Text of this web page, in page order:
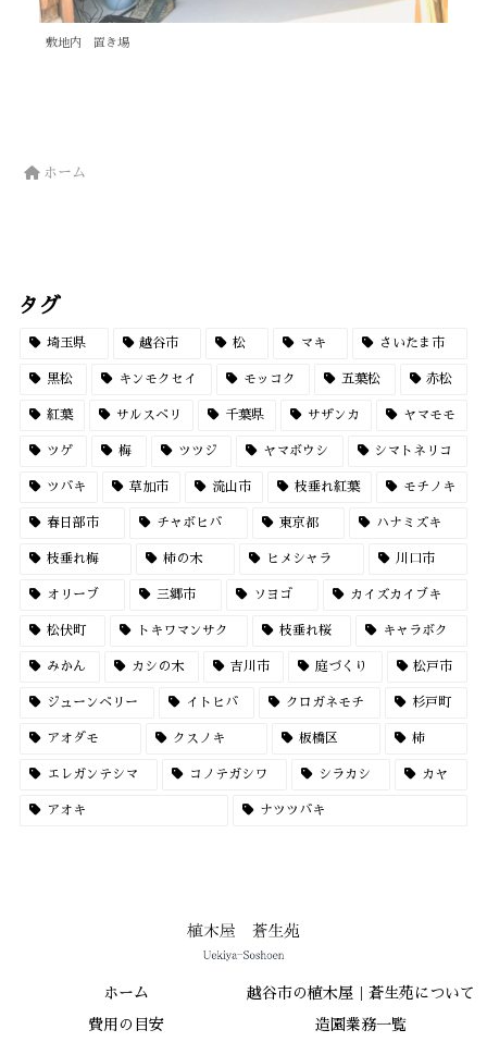
敷地内 置き場
ホーム
タグ
埼玉県 越谷市 松 マキ さいたま市
黒松 キンモクセイ モッコク 五葉松 赤松
紅葉 サルスベリ 千葉県 サザンカ ヤマモモ
ツゲ 梅 ツツジ ヤマボウシ シマトネリコ
ツバキ 草加市 流山市 枝垂れ紅葉 モチノキ
春日部市 チャボヒバ 東京都 ハナミズキ
枝垂れ梅 柿の木 ヒメシャラ 川口市
オリーブ 三郷市 ソヨゴ カイズカイブキ
松伏町 トキワマンサク 枝垂れ桜 キャラボク
みかん カシの木 吉川市 庭づくり 松戸市
ジューンベリー イトヒバ クロガネモチ 杉戸町
アオダモ クスノキ 板橋区 柿
エレガンテシマ コノテガシワ シラカシ カヤ
アオキ ナツツバキ
ホーム 越谷市の植木屋｜蒼生苑について
費用の目安 造園業務一覧